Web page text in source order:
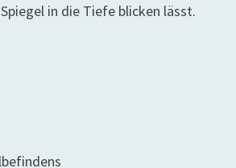
in die Tiefe blicken lässt.